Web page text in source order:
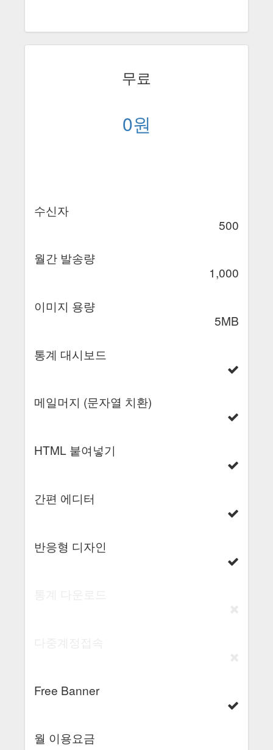
무료
0원
수신자
500
월간 발송량
1,000
이미지 용량
5MB
통계 대시보드
메일머지 (문자열 치환)
HTML 붙여넣기
간편 에디터
반응형 디자인
Free Banner
월 이용요금